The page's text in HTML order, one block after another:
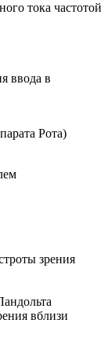
тока частотой
ввода в
Рота)
зрения
вблизи